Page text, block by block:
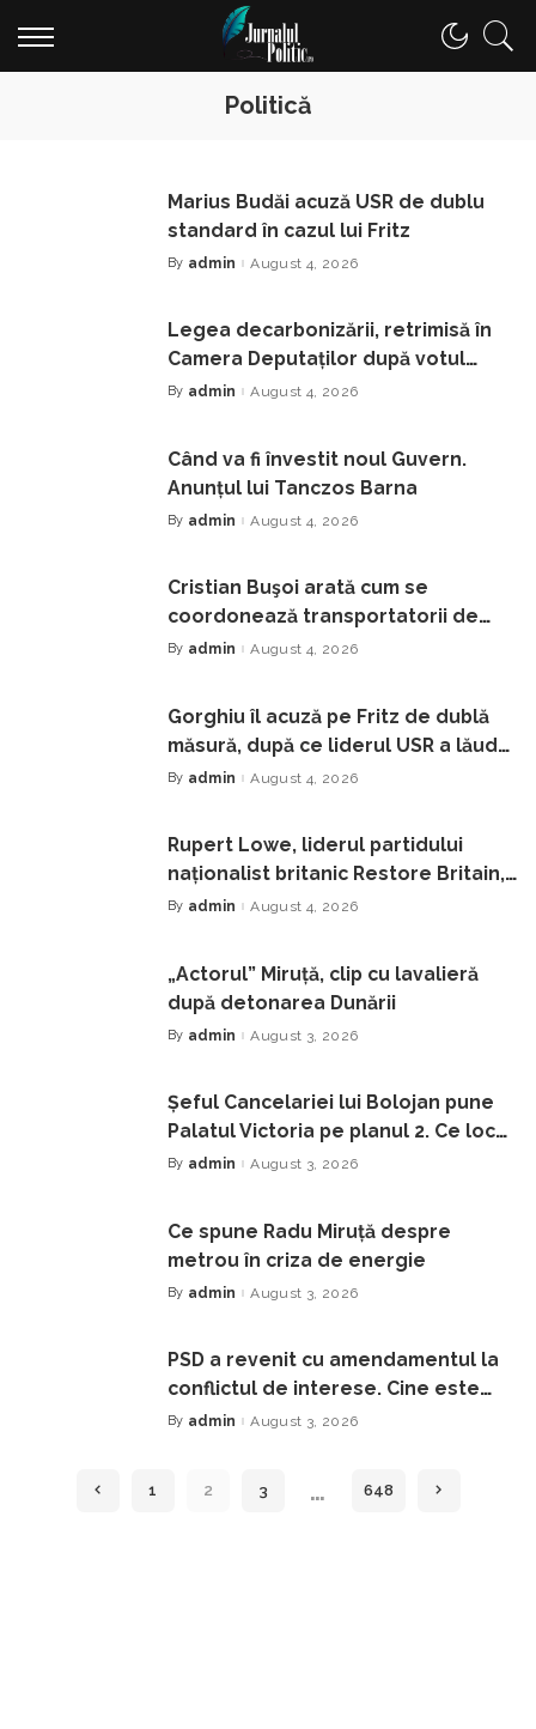
Politică
Marius Budăi acuză USR de dublu
standard în cazul lui Fritz
Posted
By admin August 4, 2026
Legea decarbonizării, retrimisă în
Camera Deputaților după votul
controversat din Senat pe
Posted
By admin August 4, 2026
Când va fi învestit noul Guvern.
Anunțul lui Tanczos Barna
Posted
By admin August 4, 2026
Cristian Buşoi arată cum se
coordonează transportatorii de
combustibili din ţară. Liniile CFR spre
Posted
By admin August 4, 2026
Gorghiu îl acuză pe Fritz de dublă
măsură, după ce liderul USR a lăudat
o hotărâre definitivă care îi convine
Posted
By admin August 4, 2026
Rupert Lowe, liderul partidului
naționalist britanic Restore Britain,
spune că este dispus să facă alianță
Posted
By admin August 4, 2026
„Actorul” Miruță, clip cu lavalieră
după detonarea Dunării
Posted
By admin August 3, 2026
Șeful Cancelariei lui Bolojan pune
Palatul Victoria pe planul 2. Ce loc
impozant îi place mai mult
Posted
By admin August 3, 2026
Ce spune Radu Miruță despre
metrou în criza de energie
Posted
By admin August 3, 2026
PSD a revenit cu amendamentul la
conflictul de interese. Cine este
incompatibil nu mai poate ocupa o
Posted
By admin August 3, 2026
1 2 3 … 648